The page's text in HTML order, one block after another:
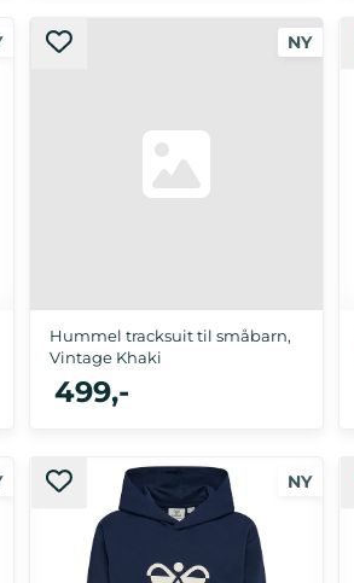
110/116, 122/128, 134/140, 146/152, 158/164
Hummel tracksuit til småbarn,
Vintage Khaki
80, 86, 92, 98, 104, 110
499,-